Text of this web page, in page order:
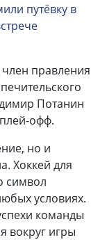
путёвку в
правления
Потанин
офф.
но и
Хоккей для
символ
условиях.
команды
вокруг игры